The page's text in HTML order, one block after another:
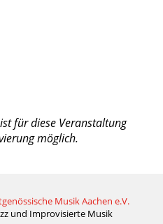
für diese Veranstaltung
möglich.
Musik Aachen e.V.
und Improvisierte Musik